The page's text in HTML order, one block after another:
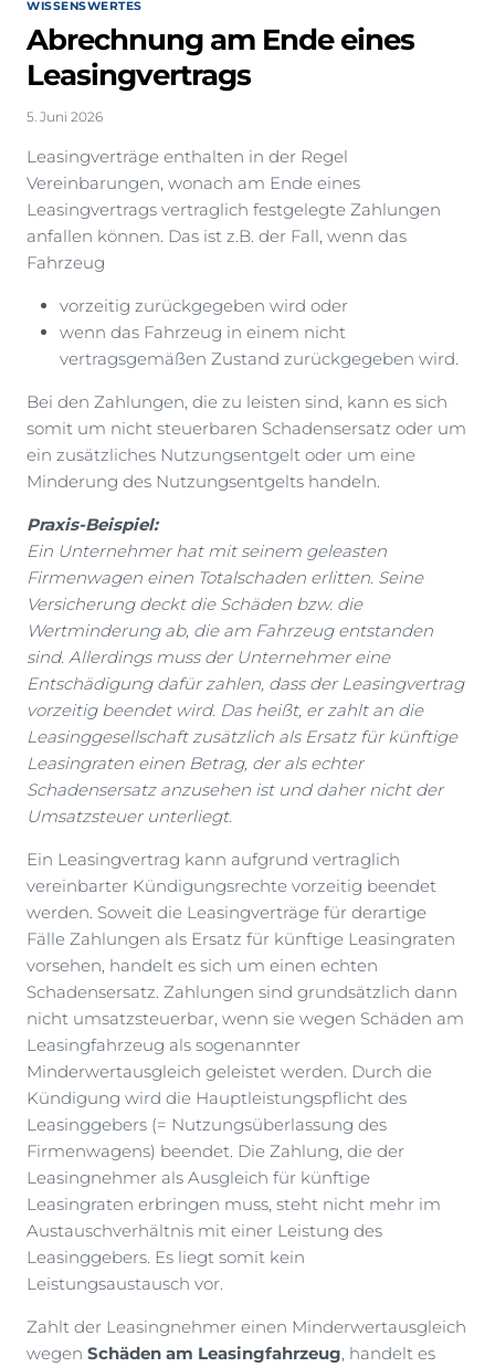
WISSENSWERTES
Abrechnung am Ende eines
Leasingvertrags
5. Juni 2026
Leasingverträge enthalten in der Regel
Vereinbarungen, wonach am Ende eines
Leasingvertrags vertraglich festgelegte Zahlungen
anfallen können. Das ist z.B. der Fall, wenn das
Fahrzeug
vorzeitig zurückgegeben wird oder
wenn das Fahrzeug in einem nicht
vertragsgemäßen Zustand zurückgegeben wird.
Bei den Zahlungen, die zu leisten sind, kann es sich
somit um nicht steuerbaren Schadensersatz oder um
ein zusätzliches Nutzungsentgelt oder um eine
Minderung des Nutzungsentgelts handeln.
Praxis-Beispiel:
Ein Unternehmer hat mit seinem geleasten
Firmenwagen einen Totalschaden erlitten. Seine
Versicherung deckt die Schäden bzw. die
Wertminderung ab, die am Fahrzeug entstanden
sind. Allerdings muss der Unternehmer eine
Entschädigung dafür zahlen, dass der Leasingvertrag
vorzeitig beendet wird. Das heißt, er zahlt an die
Leasinggesellschaft zusätzlich als Ersatz für künftige
Leasingraten einen Betrag, der als echter
Schadensersatz anzusehen ist und daher nicht der
Umsatzsteuer unterliegt.
Ein Leasingvertrag kann aufgrund vertraglich
vereinbarter Kündigungsrechte vorzeitig beendet
werden. Soweit die Leasingverträge für derartige
Fälle Zahlungen als Ersatz für künftige Leasingraten
vorsehen, handelt es sich um einen echten
Schadensersatz. Zahlungen sind grundsätzlich dann
nicht umsatzsteuerbar, wenn sie wegen Schäden am
Leasingfahrzeug als sogenannter
Minderwertausgleich geleistet werden. Durch die
Kündigung wird die Hauptleistungspflicht des
Leasinggebers (= Nutzungsüberlassung des
Firmenwagens) beendet. Die Zahlung, die der
Leasingnehmer als Ausgleich für künftige
Leasingraten erbringen muss, steht nicht mehr im
Austauschverhältnis mit einer Leistung des
Leasinggebers. Es liegt somit kein
Leistungsaustausch vor.
Zahlt der Leasingnehmer einen Minderwertausgleich
wegen Schäden am Leasingfahrzeug , handelt es